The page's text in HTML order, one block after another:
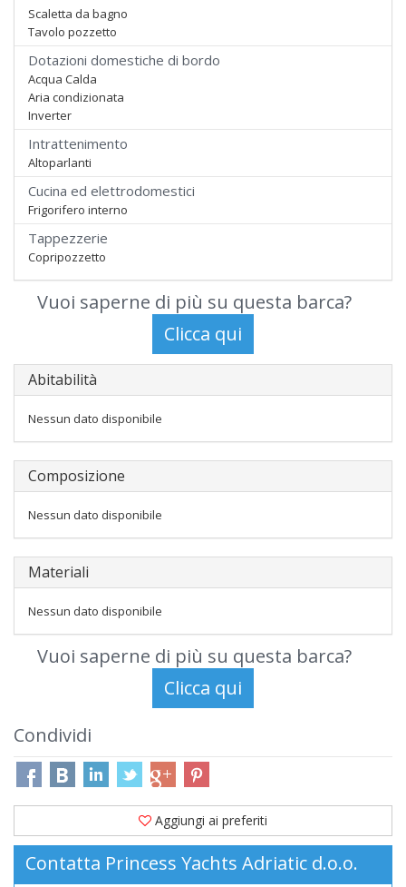
Scaletta da bagno
Tavolo pozzetto
Dotazioni domestiche di bordo
Acqua Calda
Aria condizionata
Inverter
Intrattenimento
Altoparlanti
Cucina ed elettrodomestici
Frigorifero interno
Tappezzerie
Copripozzetto
Vuoi saperne di più su questa barca?
Abitabilità
Nessun dato disponibile
Composizione
Nessun dato disponibile
Materiali
Nessun dato disponibile
Vuoi saperne di più su questa barca?
Condividi
Aggiungi ai preferiti
Contatta Princess Yachts Adriatic d.o.o.